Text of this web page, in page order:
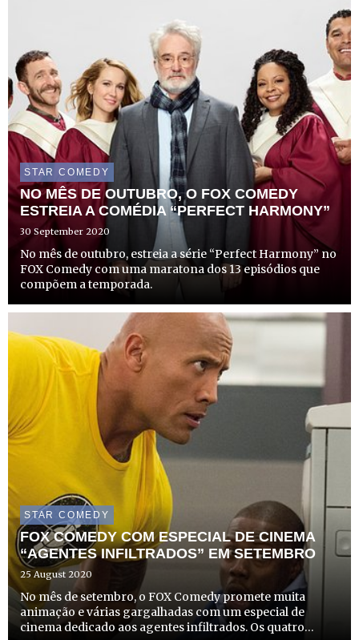
STAR COMEDY
NO MÊS DE OUTUBRO, O FOX COMEDY
ESTREIA A COMÉDIA “PERFECT HARMONY”
30 September 2020
No mês de outubro, estreia a série “Perfect Harmony” no
FOX Comedy com uma maratona dos 13 episódios que
compõem a temporada.
STAR COMEDY
FOX COMEDY COM ESPECIAL DE CINEMA
“AGENTES INFILTRADOS” EM SETEMBRO
25 August 2020
No mês de setembro, o FOX Comedy promete muita
animação e várias gargalhadas com um especial de
cinema dedicado aos agentes infiltrados. Os quatro